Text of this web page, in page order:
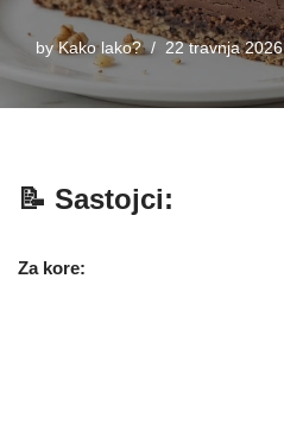
byKako lako? 22 travnja 2026
📝 Sastojci:
Za kore: